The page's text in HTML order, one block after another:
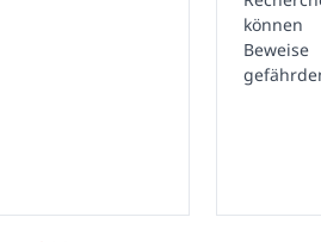
können
Beweise